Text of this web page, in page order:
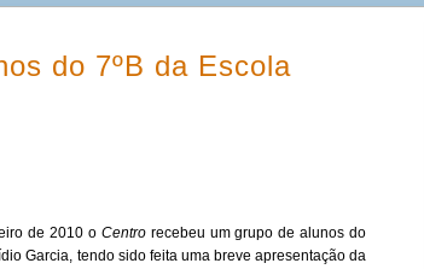
do 7ºB da Escola
de 2010 o Centrorecebeu um grupo de alunos do
Garcia, tendo sido feita uma breve apresentação da